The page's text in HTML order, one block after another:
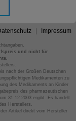
Impressum
und nicht für
nach der Großen Deutschen
Medikamenten zu
des Medikaments an Kinder
des pharmazeutischen
31.12.2003 ergibt. Es handelt
Herstellers.
Artikel direkt vom Hersteller